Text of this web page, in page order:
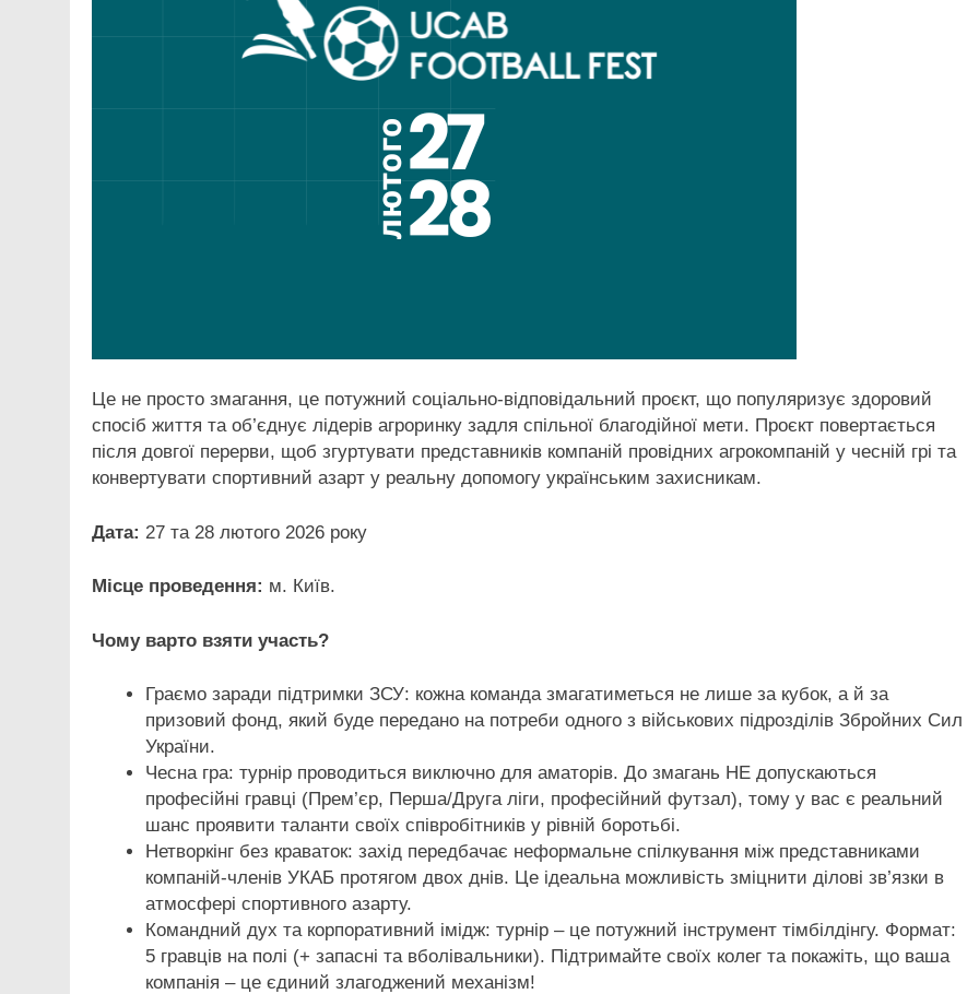
Це не просто змагання, це потужний соціально-відповідальний проєкт, що популяризує здоровий
спосіб життя та об’єднує лідерів агроринку задля спільної благодійної мети. Проєкт повертається
після довгої перерви, щоб згуртувати представників компаній провідних агрокомпаній у чесній грі та
конвертувати спортивний азарт у реальну допомогу українським захисникам.
Дата: 27 та 28 лютого 2026 року
Місце проведення: м. Київ.
Чому варто взяти участь?
Граємо заради підтримки ЗСУ: кожна команда змагатиметься не лише за кубок, а й за
призовий фонд, який буде передано на потреби одного з військових підрозділів Збройних Сил
України.
Чесна гра: турнір проводиться виключно для аматорів. До змагань НЕ допускаються
професійні гравці (Прем’єр, Перша/Друга ліги, професійний футзал), тому у вас є реальний
шанс проявити таланти своїх співробітників у рівній боротьбі.
Нетворкінг без краваток: захід передбачає неформальне спілкування між представниками
компаній-членів УКАБ протягом двох днів. Це ідеальна можливість зміцнити ділові зв’язки в
атмосфері спортивного азарту.
Командний дух та корпоративний імідж: турнір – це потужний інструмент тімбілдінгу. Формат:
5 гравців на полі (+ запасні та вболівальники). Підтримайте своїх колег та покажіть, що ваша
компанія – це єдиний злагоджений механізм!